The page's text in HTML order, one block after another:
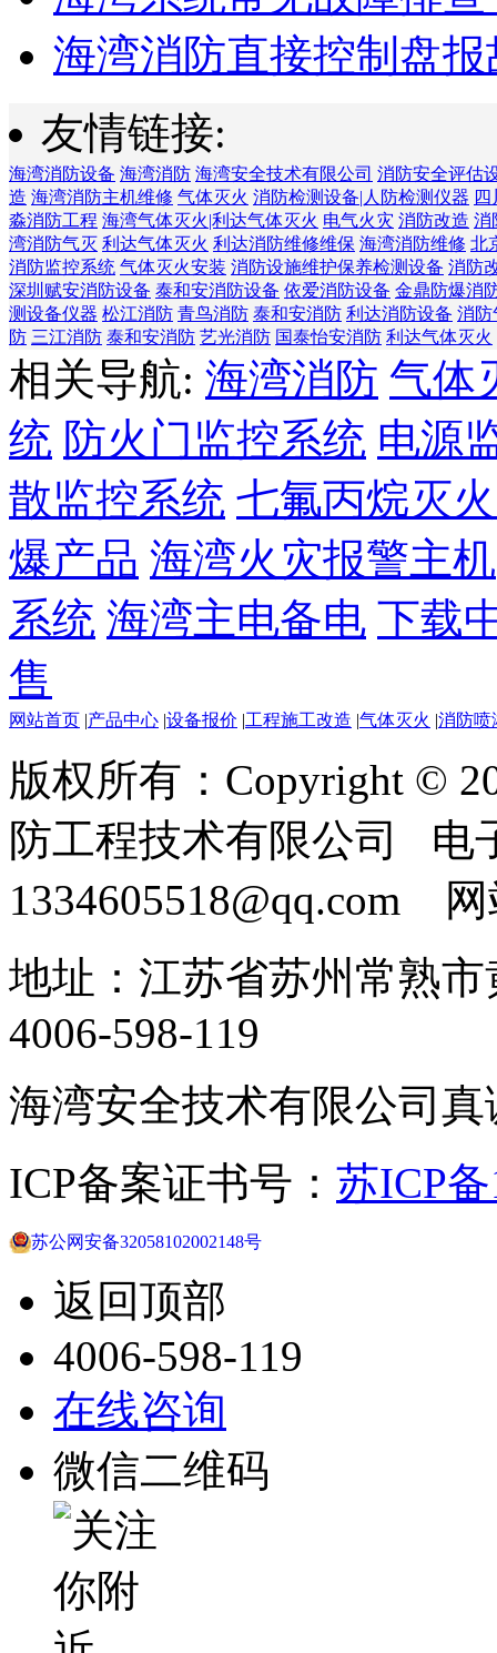
海湾消防直接控制盘报
友情链接:
海湾消防设备 海湾消防 海湾安全技术有限公司 消防安全评估
造 海湾消防主机维修 气体灭火 消防检测设备|人防检测仪器
淼消防工程 海湾气体灭火|利达气体灭火 电气火灾 消防改造 消
湾消防气灭 利达气体灭火 利达消防维修维保 海湾消防维修 北
消防监控系统 气体灭火安装 消防设施维护保养检测设备 消防
深圳赋安消防设备 泰和安消防设备 依爱消防设备 金鼎防爆消
测设备仪器 松江消防 青鸟消防 泰和安消防 利达消防设备 消防
防 三江消防 泰和安消防 艺光消防 国泰怡安消防 利达气体灭火
相关导航: 海湾消防 气体
统 防火门监控系统 电源
散监控系统 七氟丙烷灭
爆产品 海湾火灾报警主机
系统 海湾主电备电 下载
售
网站首页 |产品中心 |设备报价 |工程施工改造 |气体灭火 |消防喷
版权所有：Copyright ©
防工程技术有限公司 电
1334605518@qq.com
地址：江苏省苏州常熟
4006-598-119
海湾安全技术有限公司
ICP备案证书号： 苏ICP
苏公网安备32058102002148号
返回顶部
4006-598-119
在线咨询
微信二维码